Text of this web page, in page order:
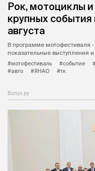
Рок, мотоциклы и
крупных
августа
В программе мотофестиваля
показательные выступления и
#мотофестиваль
#событие
#авто
#ЯНАО #тк
Вслух.ру